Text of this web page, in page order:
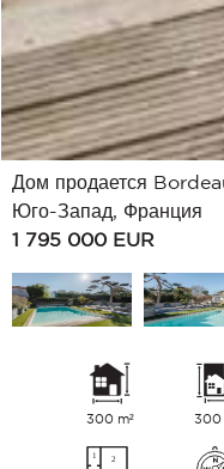
Дом продается
Юго-Запад, Франция
1 795 000 EUR
300 m² 300